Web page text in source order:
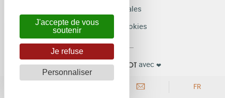
FR
Mentions légales
Gestion des cookies
Réalisé par avec ❤
J'accepte de vous
soutenir
Je refuse
Personnaliser